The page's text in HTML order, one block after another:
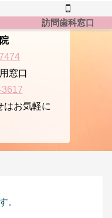
窓口
はお気軽に
。
訪問歯科窓口